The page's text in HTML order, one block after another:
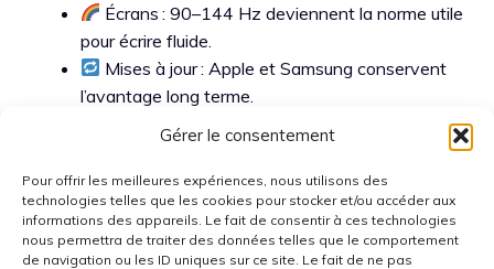
Gérer le consentement
Pour offrir les meilleures expériences, nous utilisons des
technologies telles que les cookies pour stocker et/ou accéder aux
informations des appareils. Le fait de consentir à ces technologies
nous permettra de traiter des données telles que le comportement
de navigation ou les ID uniques sur ce site. Le fait de ne pas
Écrans : 90–144 Hz deviennent la norme utile
pour écrire fluide.
Mises à jour : Apple et Samsung conservent
l’avantage long terme.
IA : encore accessoire sur tablette d’étude,
Windows, Android, iPadOS :
ce que disent les TD